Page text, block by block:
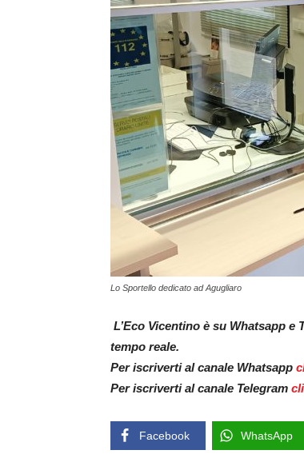
Lo Sportello dedicato ad Agugliaro
L’Eco Vicentino è su Whatsapp
tempo reale.
Per iscriverti al canale Whatsapp
Per iscriverti al canale Telegram
Facebook WhatsApp